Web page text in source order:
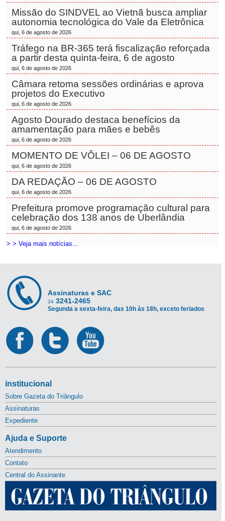
Missão do SINDVEL ao Vietnã busca ampliar
autonomia tecnológica do Vale da Eletrônica
qui, 6 de agosto de 2026
Tráfego na BR-365 terá fiscalização reforçada
a partir desta quinta-feira, 6 de agosto
qui, 6 de agosto de 2026
Câmara retoma sessões ordinárias e aprova
projetos do Executivo
qui, 6 de agosto de 2026
Agosto Dourado destaca benefícios da
amamentação para mães e bebês
qui, 6 de agosto de 2026
MOMENTO DE VÔLEI – 06 DE AGOSTO
qui, 6 de agosto de 2026
DA REDAÇÃO – 06 DE AGOSTO
qui, 6 de agosto de 2026
Prefeitura promove programação cultural para
celebração dos 138 anos de Uberlândia
qui, 6 de agosto de 2026
> > Veja mais notícias...
Assinaturas e SAC
34 3241-2465
Segunda a sexta-feira, das 10h às 18h, exceto feriados
institucional
Sobre Gazeta do Triângulo
Assinaturas
Expediente
Ajuda e Suporte
Atendimento
Contato
Central do Assinante